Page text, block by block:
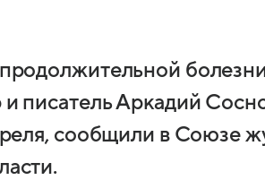
и писатель Аркадий
сообщили в Союзе